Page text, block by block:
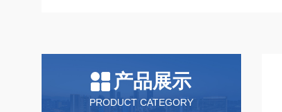
产品展示
PRODUCT CATEGORY